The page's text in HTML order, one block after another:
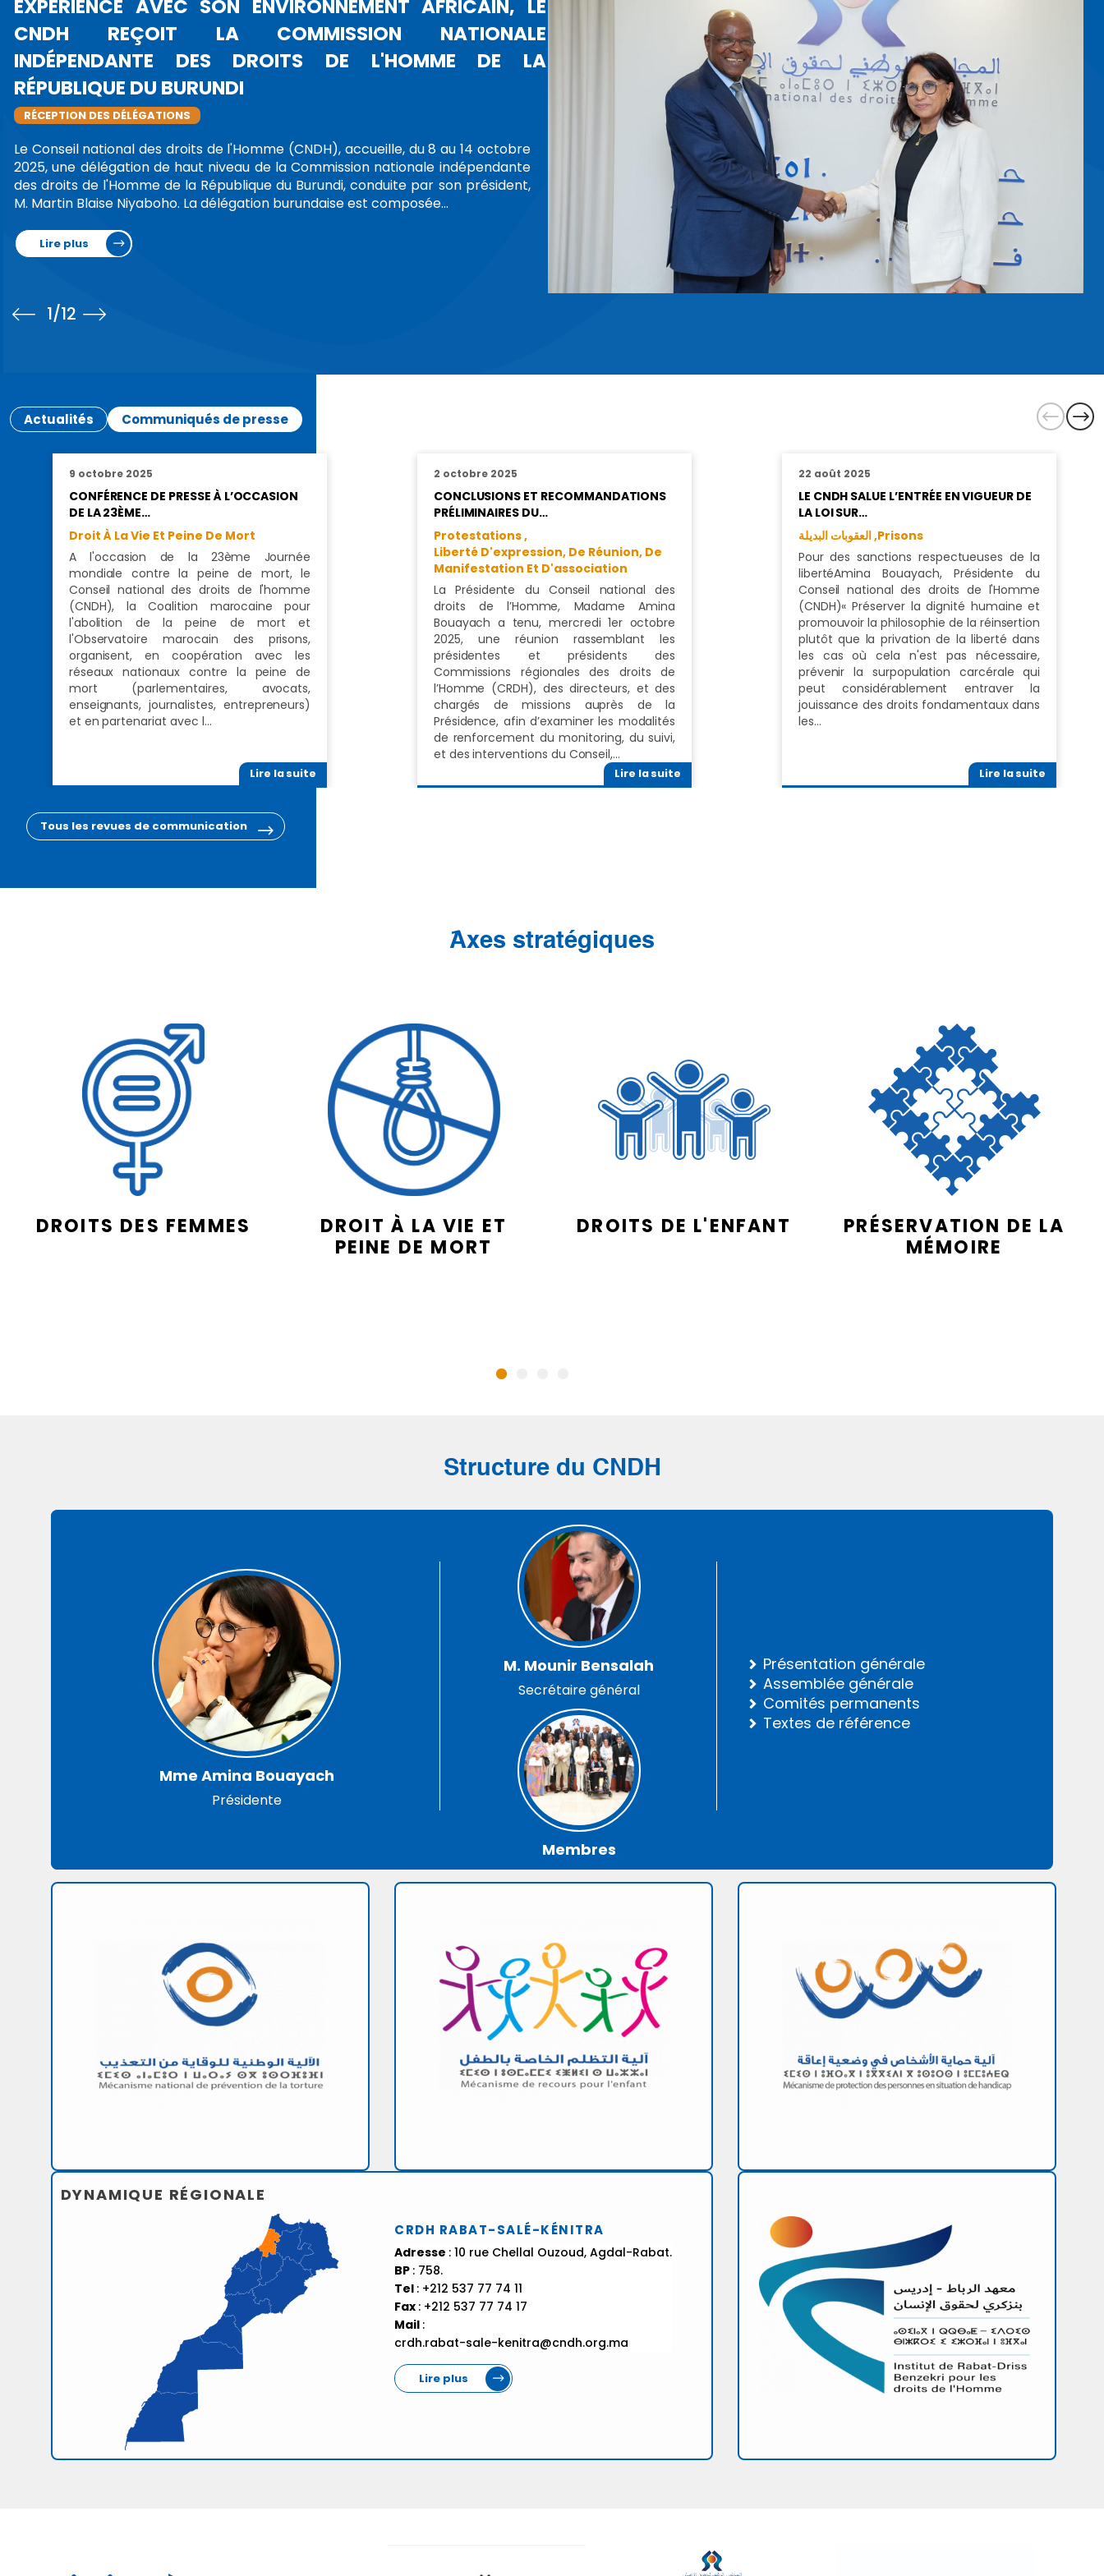
DU CONSEIL NATIONAL DES DROITS DE L’HOMME
CONCERNANT LES PROTESTATIONS DANS PLUSIEURS
VILLES MAROCAINES
LIBERTÉ D'EXPRESSION, DE RÉUNION, DE MANIFESTATION ET D'ASSOCIATION
La Présidente du Conseil national des droits de l’Homme, Madame Amina
Bouayach a tenu, mercredi 1er octobre 2025, une réunion rassemblant les
présidentes et présidents des Commissions régionales des droits de l’Homme
(CRDH), des directeurs, et des chargés de missions auprès de la Présidence, afin
d…
1/12
Actualités Communiqués de presse
9 octobre 2025
CONFÉRENCE DE PRESSE À L’OCCASION
DE LA 23ÈME…
Droit À La Vie Et Peine De Mort
A l'occasion de la 23ème Journée
mondiale contre la peine de mort, le
Conseil national des droits de l'homme
(CNDH), la Coalition marocaine pour
l'abolition de la peine de mort et
l'Observatoire marocain des prisons,
organisent, en coopération avec les
réseaux nationaux contre la peine de
mort (parlementaires, avocats,
enseignants, journalistes, entrepreneurs)
et en partenariat avec l…
Lire la suite
2 octobre 2025
CONCLUSIONS ET RECOMMANDATIONS
PRÉLIMINAIRES DU…
Protestations ,
Liberté D'expression, De Réunion, De
Manifestation Et D'association
La Présidente du Conseil national des
droits de l’Homme, Madame Amina
Bouayach a tenu, mercredi 1er octobre
2025, une réunion rassemblant les
présidentes et présidents des
Commissions régionales des droits de
l’Homme (CRDH), des directeurs, et des
chargés de missions auprès de la
Présidence, afin d’examiner les modalités
de renforcement du monitoring, du suivi,
et des interventions du Conseil,…
Lire la suite
22 août 2025
LE CNDH SALUE L’ENTRÉE EN VIGUEUR DE
LA LOI SUR…
العقوبات البديلة ,Prisons
Pour des sanctions respectueuses de la
libertéAmina Bouayach, Présidente du
Conseil national des droits de l'Homme
(CNDH)« Préserver la dignité humaine et
promouvoir la philosophie de la réinsertion
plutôt que la privation de la liberté dans
les cas où cela n'est pas nécessaire,
prévenir la surpopulation carcérale qui
peut considérablement entraver la
jouissance des droits fondamentaux dans
les…
Lire la suite
Tous les revues de communication
َAxes stratégiques
DROITS DES FEMMES
DROIT À LA VIE ET
PEINE DE MORT
DROITS DE L'ENFANT
PRÉSERVATION DE LA
MÉMOIRE
Structure du CNDH
Mme Amina Bouayach
Présidente
M. Mounir Bensalah
Secrétaire général
Membres
Présentation générale
Assemblée générale
Comités permanents
Textes de référence
DYNAMIQUE RÉGIONALE
CRDH RABAT-SALÉ-KÉNITRA
Adresse : 10 rue Chellal Ouzoud, Agdal-Rabat.
BP : 758.
Tel : +212 537 77 74 11
Fax : +212 537 77 74 17
Mail :
crdh.rabat-sale-kenitra@cndh.org.ma
Lire plus